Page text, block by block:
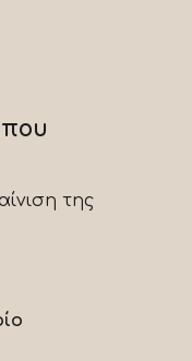
που
της